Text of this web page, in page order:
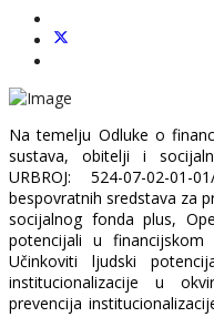
Na temelju Odluke o
sustava, obitelji i
URBROJ: 524-07-02-
bespovratnih sredstava za
socijalnog fonda plus,
potencijali u
Učinkoviti ljudski
institucionalizacije u
prevencija